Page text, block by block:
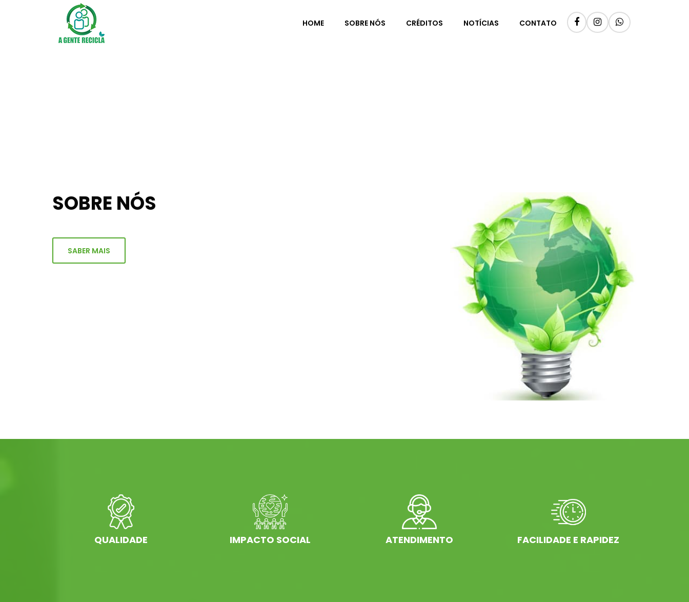
HOME SOBRE NÓS CRÉDITOS NOTÍCIAS CONTATO
SOBRE NÓS
SABER MAIS
QUALIDADE IMPACTO SOCIAL ATENDIMENTO FACILIDADE E RAPIDEZ